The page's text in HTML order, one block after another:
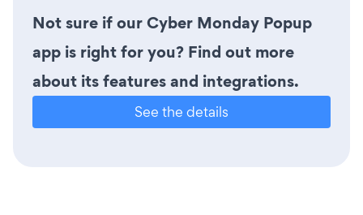
Not sure if our Cyber Monday Popup
app is right for you? Find out more
about its features and integrations.
See the details